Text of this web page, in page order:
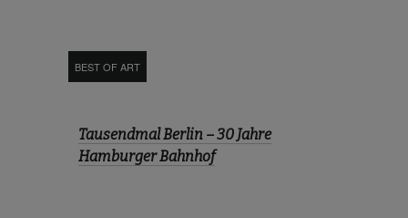
BEST OF ART
Tausendmal Berlin – 30 Jahre
Hamburger Bahnhof